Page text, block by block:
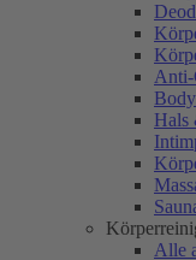
Hals
Alle